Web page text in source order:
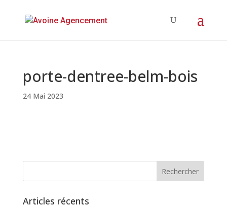
porte-dentree-belm-bois
24 Mai 2023
Articles récents